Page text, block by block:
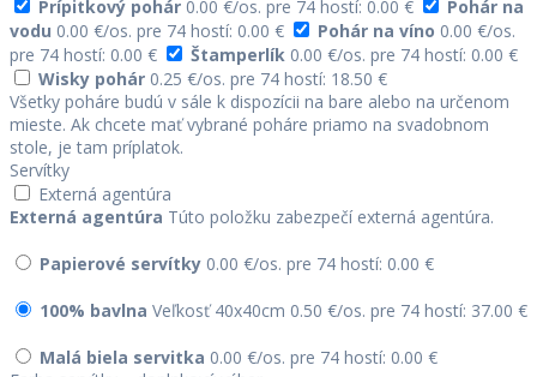
Prípitkový pohár 0.00 €/os. pre 74 hostí: 0.00 €
Pohár na
vodu 0.00 €/os. pre 74 hostí: 0.00 € Pohár na víno 0.00 €/os.
pre 74 hostí: 0.00 €
Štamperlík 0.00 €/os. pre 74 hostí: 0.00 €
Wisky pohár 0.25 €/os. pre 74 hostí: 18.50 €
Všetky poháre budú v sále k dispozícii na bare alebo na určenom
mieste. Ak chcete mať vybrané poháre priamo na svadobnom
stole, je tam príplatok.
Servítky
Externá agentúra
Externá agentúra Túto položku zabezpečí externá agentúra.
Papierové servítky 0.00 €/os. pre 74 hostí: 0.00 €
100% bavlna Veľkosť 40x40cm 0.50 €/os. pre 74 hostí: 37.00 €
Malá biela servitka 0.00 €/os. pre 74 hostí: 0.00 €